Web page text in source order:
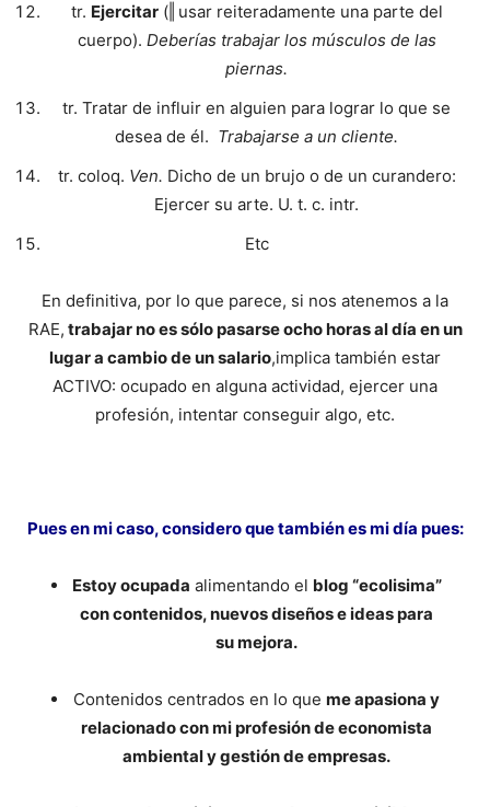
tr. Ejercitar(‖ usar reiteradamente una parte del
cuerpo). Deberías trabajar los músculos de las
piernas.
tr. Tratar de influir en alguien para lograr lo que se
desea de él. Trabajarse a un cliente.
tr. coloq. Ven. Dicho de un brujo o de un curandero:
Ejercer su arte. U. t. c. intr.
Etc
En definitiva, por lo que parece, si nos atenemos a la
RAE, trabajar no es sólo pasarse ocho horas al día en un
lugar a cambio de un salario,implica también estar
ACTIVO: ocupado en alguna actividad, ejercer una
profesión, intentar conseguir algo, etc.
Pues en mi caso, considero que también es mi día pues:
Estoy ocupada alimentando el blog “ecolisima”
con contenidos, nuevos diseños e ideas para
su mejora.
Contenidos centrados en lo que me apasiona y
relacionado con mi profesión de economista
ambiental y gestión de empresas.